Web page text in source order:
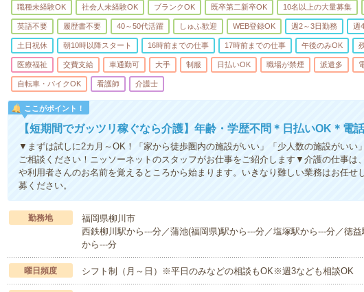
職種未経験OK 社会人未経験OK ブランクOK 既卒第二新卒OK 10名以上の大量募集
英語不要 履歴書不要 40～50代活躍 しゅふ歓迎 WEB登録OK 週2～3日勤務 週
土日祝休 朝10時以降スタート 16時前までの仕事 17時前までの仕事 午後のみOK
医療福祉 交費支給 車通勤可 大手 制服 日払いOK 職場が禁煙 派遣多
自転車・バイクOK 看護師 介護士
ここがポイント！
【短期間でガッツリ稼ぐなら介護】年齢・学歴不問＊日払いOK＊電
▼まずは試しに2カ月～OK！「家から徒歩圏内の施設がいい」「少人数の施設がいい
ご相談ください！ニッソーネットのスタッフがお仕事をご紹介します▼介護の仕事は
や利用者さんのお名前を覚えるところから始まります。いきなり難しい業務はお任せ
募ください。
勤務地
福岡県柳川市
西鉄柳川駅から---分／蒲池(福岡県)駅から---分／塩塚駅から---分／徳
から---分
曜日頻度 シフト制（月～日）※平日のみなどの相談もOK※週3なども相談OK